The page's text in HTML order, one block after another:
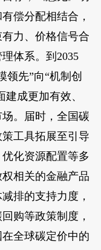
偿分配相结合，
力、价格信号合
体系。到2035
领先”向“机制创
成更加有效、
。届时，全国碳
工具拓展至引导
化资源配置等多
相关的金融产品
排的支持力度，
购等政策制度，
全球碳定价中的